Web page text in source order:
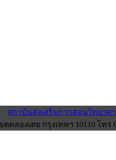
สถาบันส่งเสริมการสอนวิทยาศ
องเตย กรุงเทพฯ 10110 โทร 0-